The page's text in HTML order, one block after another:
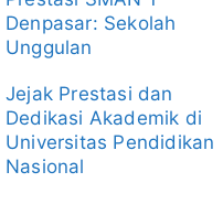
Denpasar: Sekolah
Unggulan
Jejak Prestasi dan
Dedikasi Akademik di
Universitas Pendidikan
Nasional